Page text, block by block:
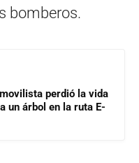
bomberos.
perdió la vida
un árbol en la ruta E-